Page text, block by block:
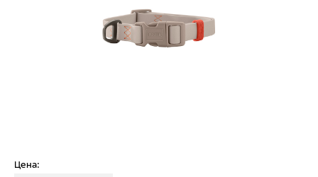
Цена: